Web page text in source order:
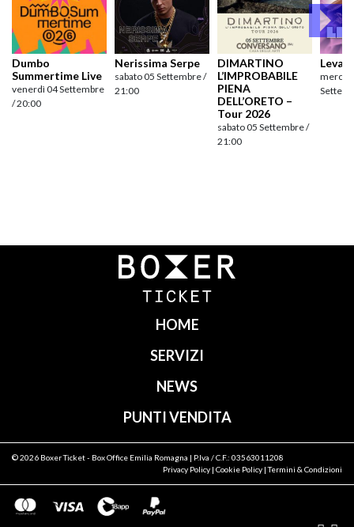
Dumbo
Summertime Live
venerdì 04 Settembre
/ 20:00
Nerissima Serpe
sabato 05 Settembre /
21:00
DIMARTINO
L’IMPROBABILE
PIENA
DELL’ORETO –
Tour 2026
sabato 05 Settembre /
21:00
Navigazione
HOME
SERVIZI
NEWS
PUNTI VENDITA
© 2026 Boxer Ticket- Box Office Emilia Romagna | P.Iva / C.F.: 03563011208
Privacy Policy | Cookie Policy |Termini & Condizioni